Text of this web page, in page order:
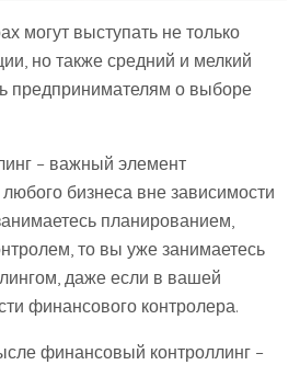
могут выступать не только
но также средний и мелкий
предпринимателям о выборе
– важный элемент
бизнеса вне зависимости
планированием,
то вы уже занимаетесь
даже если в вашей
финансового контролера.
финансовый контроллинг –